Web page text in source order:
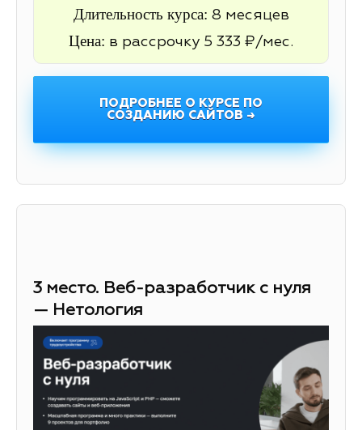
Длительность курса: 8 месяцев
Цена: в рассрочку 5 333 ₽/мес.
ПОДРОБНЕЕ О КУРСЕ ПО
СОЗДАНИЮ САЙТОВ →
3 место. Веб-разработчик с нуля
— Нетология